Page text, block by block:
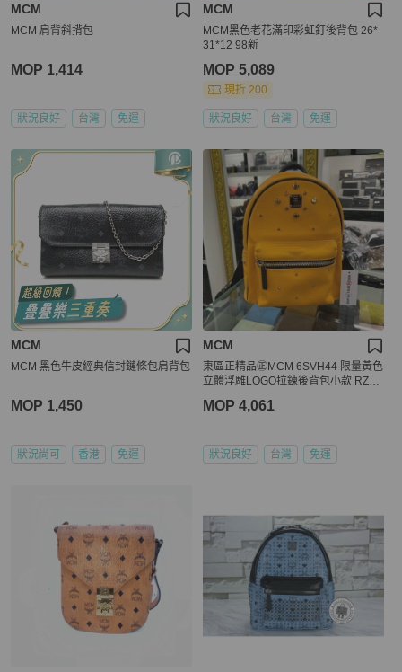
MCM
MCM 肩背斜揹包
MOP 1,414
狀況良好 台灣 免運
MCM
MCM黑色老花滿印彩虹釘後背包 26*
31*12 98新
MOP 5,089
現折 200
狀況良好 台灣 免運
MCM
MCM 黑色牛皮經典信封鏈條包肩背包
MOP 1,450
狀況尚可 香港 免運
MCM
東區正精品㊣MCM 6SVH44 限量黃色
立體浮雕LOGO拉鍊後背包小款 RZ48
MOP 4,061
狀況良好 台灣 免運